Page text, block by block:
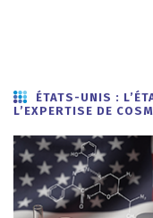
ÉTATS-UNIS :
L’EXPERTISE DE